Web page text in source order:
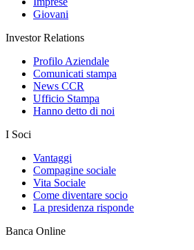
Giovani
Investor Relations
Profilo Aziendale
Comunicati stampa
News CCR
Ufficio Stampa
Hanno detto di noi
I Soci
Vantaggi
Compagine sociale
Vita Sociale
Come diventare socio
La presidenza risponde
Banca Online